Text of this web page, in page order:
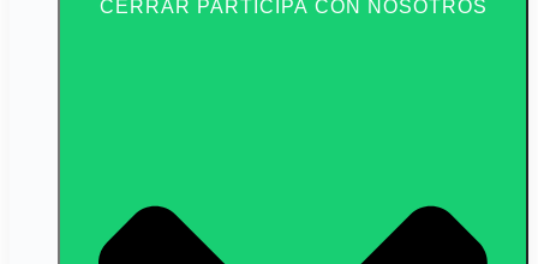
CERRAR PARTICIPA CON NOSOTROS